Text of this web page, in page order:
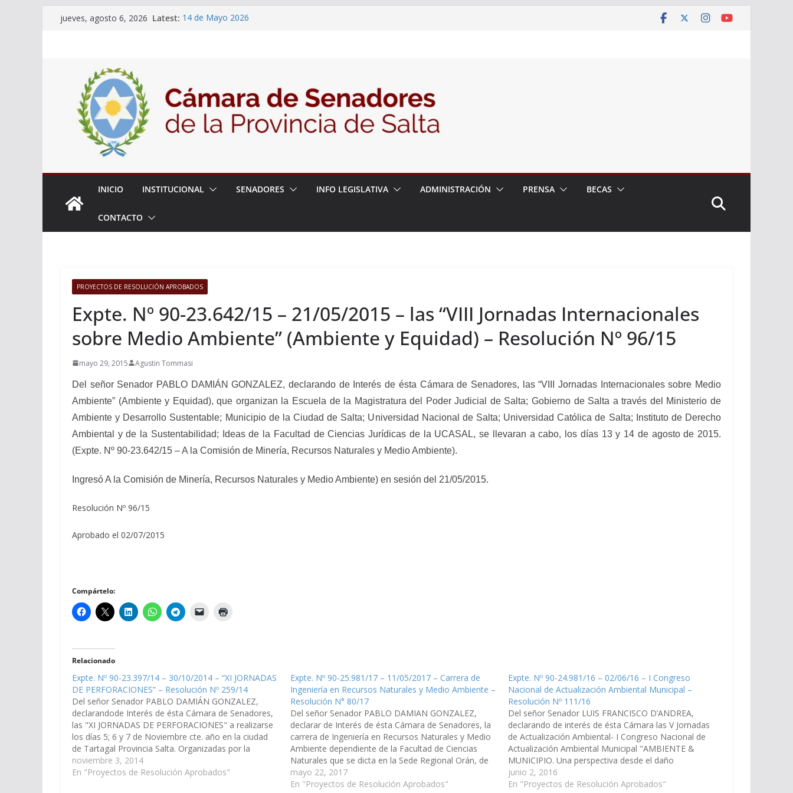
jueves, agosto 6, 2026 Latest: 14 de Mayo 2026
Adjudicacion Simple N° 27/26
INICIO INSTITUCIONAL SENADORES INFO LEGISLATIVA ADMINISTRACIÓN PRENSA BECAS
CONTACTO
PROYECTOS DE RESOLUCIÓN APROBADOS
Expte. Nº 90-23.642/15 – 21/05/2015 – las “VIII Jornadas Internacionales
sobre Medio Ambiente” (Ambiente y Equidad) – Resolución Nº 96/15
mayo 29, 2015 Agustin Tommasi
Del señor Senador PABLO DAMIÁN GONZALEZ, declarando de Interés de ésta Cámara de Senadores, las “VIII Jornadas Internacionales sobre Medio
Ambiente” (Ambiente y Equidad), que organizan la Escuela de la Magistratura del Poder Judicial de Salta; Gobierno de Salta a través del Ministerio de
Ambiente y Desarrollo Sustentable; Municipio de la Ciudad de Salta; Universidad Nacional de Salta; Universidad Católica de Salta; Instituto de Derecho
Ambiental y de la Sustentabilidad; Ideas de la Facultad de Ciencias Jurídicas de la UCASAL, se llevaran a cabo, los días 13 y 14 de agosto de 2015.
(Expte. Nº 90-23.642/15 – A la Comisión de Minería, Recursos Naturales y Medio Ambiente).
Ingresó A la Comisión de Minería, Recursos Naturales y Medio Ambiente) en sesión del 21/05/2015.
Resolución Nº 96/15
Aprobado el 02/07/2015
Compártelo:
Relacionado
Expte. Nº 90-23.397/14 – 30/10/2014 – “XI JORNADAS
DE PERFORACIONES” – Resolución Nº 259/14
Del señor Senador PABLO DAMIÁN GONZALEZ,
declarandode Interés de ésta Cámara de Senadores,
las "XI JORNADAS DE PERFORACIONES" a realizarse
los días 5; 6 y 7 de Noviembre cte. año en la ciudad
de Tartagal Provincia Salta. Organizadas por la
Facultad de Ciencias Naturales de la Universidad
Nacional de Salta.…
noviembre 3, 2014
En "Proyectos de Resolución Aprobados"
Expte. Nº 90-25.981/17 – 11/05/2017 – Carrera de
Ingeniería en Recursos Naturales y Medio Ambiente –
Resolución N° 80/17
Del señor Senador PABLO DAMIAN GONZALEZ,
declarar de Interés de ésta Cámara de Senadores, la
carrera de Ingeniería en Recursos Naturales y Medio
Ambiente dependiente de la Facultad de Ciencias
Naturales que se dicta en la Sede Regional Orán, de
la Universidad Nacional de Salta.(Expte. Nº 90-
25.981/17 - A la…
mayo 22, 2017
En "Proyectos de Resolución Aprobados"
Expte. Nº 90-24.981/16 – 02/06/16 – I Congreso
Nacional de Actualización Ambiental Municipal –
Resolución Nº 111/16
Del señor Senador LUIS FRANCISCO D’ANDREA,
declarando de interés de ésta Cámara las V Jornadas
de Actualización Ambiental- I Congreso Nacional de
Actualización Ambiental Municipal "AMBIENTE &
MUNICIPIO. Una perspectiva desde el daño
ambiental" organizadas por la Comisión de Derecho
Ambiental del Colegio de Abogados y Procuradores
junio 2, 2016
En "Proyectos de Resolución Aprobados"